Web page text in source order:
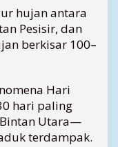
hujan antara
Pesisir, dan
berkisar 100–
Hari
hari paling
Utara—
terdampak.